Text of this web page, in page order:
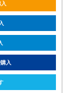
入